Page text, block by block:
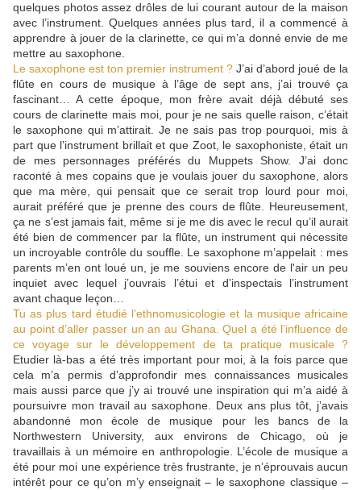
quelques photos assez drôles de lui courant autour de la maison
avec l’instrument. Quelques années plus tard, il a commencé à
apprendre à jouer de la clarinette, ce qui m’a donné envie de me
mettre au saxophone.
Le saxophone est ton premier instrument ? J’ai d’abord joué de la
flûte en cours de musique à l’âge de sept ans, j’ai trouvé ça
fascinant… A cette époque, mon frère avait déjà débuté ses
cours de clarinette mais moi, pour je ne sais quelle raison, c’était
le saxophone qui m’attirait. Je ne sais pas trop pourquoi, mis à
part que l’instrument brillait et que Zoot, le saxophoniste, était un
de mes personnages préférés du Muppets Show. J’ai donc
raconté à mes copains que je voulais jouer du saxophone, alors
que ma mère, qui pensait que ce serait trop lourd pour moi,
aurait préféré que je prenne des cours de flûte. Heureusement,
ça ne s’est jamais fait, même si je me dis avec le recul qu’il aurait
été bien de commencer par la flûte, un instrument qui nécessite
un incroyable contrôle du souffle. Le saxophone m’appelait : mes
parents m’en ont loué un, je me souviens encore de l'air un peu
inquiet avec lequel j’ouvrais l’étui et d’inspectais l’instrument
avant chaque leçon…
Tu as plus tard étudié l’ethnomusicologie et la musique africaine
au point d’aller passer un an au Ghana. Quel a été l’influence de
ce voyage sur le développement de ta pratique musicale ?
Etudier là-bas a été très important pour moi, à la fois parce que
cela m’a permis d’approfondir mes connaissances musicales
mais aussi parce que j’y ai trouvé une inspiration qui m’a aidé à
poursuivre mon travail au saxophone. Deux ans plus tôt, j’avais
abandonné mon école de musique pour les bancs de la
Northwestern University, aux environs de Chicago, où je
travaillais à un mémoire en anthropologie. L’école de musique a
été pour moi une expérience très frustrante, je n’éprouvais aucun
intérêt pour ce qu’on m’y enseignait – le saxophone classique –